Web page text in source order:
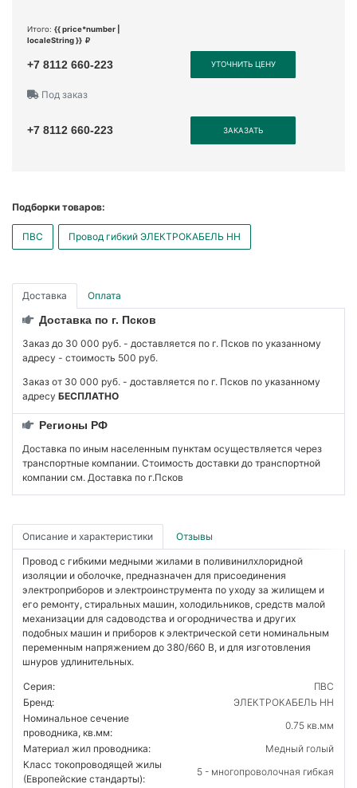
Итого: {{ price*number |
localeString }}
+7 8112 660-223 УТОЧНИТЬ ЦЕНУ
Под заказ
+7 8112 660-223 ЗАКАЗАТЬ
Подборки товаров:
ПВС Провод гибкий ЭЛЕКТРОКАБЕЛЬ НН
Доставка Оплата
Доставка по г. Псков
Заказ до 30 000 руб. - доставляется по г. Псков по указанному
адресу - стоимость 500 руб.
Заказ от 30 000 руб. - доставляется по г. Псков по указанному
адресу БЕСПЛАТНО
Регионы РФ
Доставка по иным населенным пунктам осуществляется через
транспортные компании. Стоимость доставки до транспортной
компании см. Доставка по г.Псков
Описание и характеристики Отзывы
Провод с гибкими медными жилами в поливинилхлоридной
изоляции и оболочке, предназначен для присоединения
электроприборов и электроинструмента по уходу за жилищем и
его ремонту, стиральных машин, холодильников, средств малой
механизации для садоводства и огородничества и других
подобных машин и приборов к электрической сети номинальным
переменным напряжением до 380/660 В, и для изготовления
шнуров удлинительных.
Серия:
ПВС
Бренд:
ЭЛЕКТРОКАБЕЛЬ НН
Номинальное сечение
проводника, кв.мм:
0.75 кв.мм
Материал жил проводника:
Медный голый
Класс токопроводящей жилы
(Европейские стандарты):
5 - многопроволочная гибкая